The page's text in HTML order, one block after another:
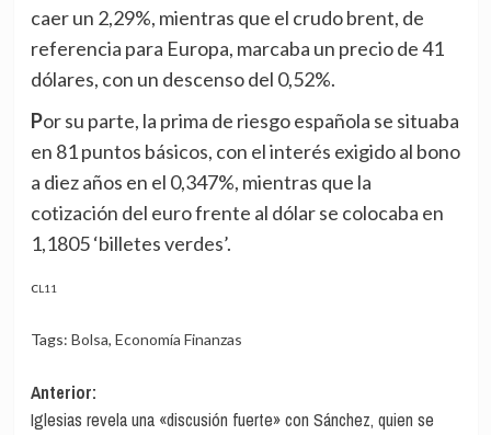
caer un 2,29%, mientras que el crudo brent, de
referencia para Europa, marcaba un precio de 41
dólares, con un descenso del 0,52%.
Por su parte, la prima de riesgo española se situaba
en 81 puntos básicos, con el interés exigido al bono
a diez años en el 0,347%, mientras que la
cotización del euro frente al dólar se colocaba en
1,1805 ‘billetes verdes’.
CL11
Tags: Bolsa, Economía Finanzas
Navegación
Anterior:
Iglesias revela una «discusión fuerte» con Sánchez, quien se